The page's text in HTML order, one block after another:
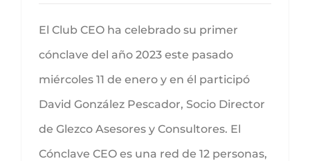
El Club CEO ha celebrado su primer
cónclave del año 2023 este pasado
miércoles 11 de enero y en él participó
David González Pescador, Socio Director
de Glezco Asesores y Consultores. El
Cónclave CEO es una red de 12 personas,